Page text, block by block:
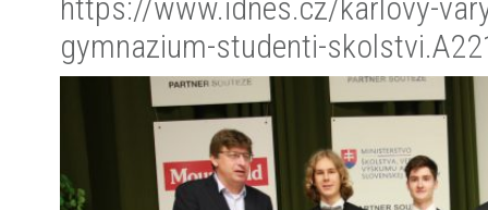
https://www.idnes.cz/karlovy-
gymnazium-studenti-